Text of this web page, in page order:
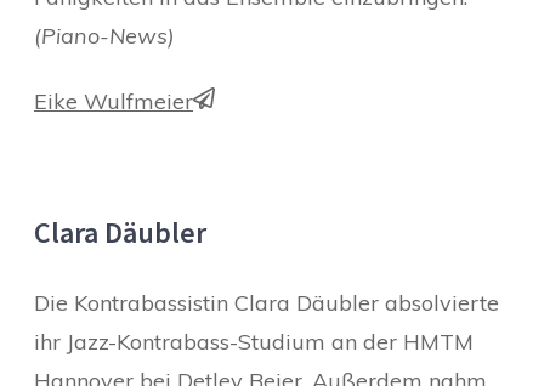
(Piano-News)
Eike Wulfmeier
Clara Däubler
Die Kontrabassistin Clara Däubler absolvierte
ihr Jazz-Kontrabass-Studium an der HMTM
Hannover bei Detlev Beier. Außerdem nahm